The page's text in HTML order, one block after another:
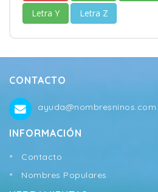
Letra Y
Letra Z
CONTACTO
ayuda@nombresninos.com
INFORMACIÓN
Contacto
Nombres Populares